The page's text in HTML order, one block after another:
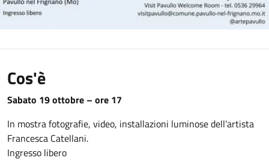
Cos'è
Sabato 19 ottobre – ore 17
In mostra fotografie, video, installazioni luminose dell’artista
Francesca Catellani.
Ingresso libero